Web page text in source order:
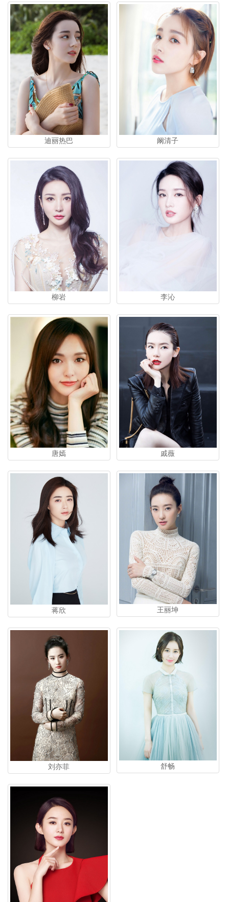
迪丽热巴 阚清子
柳岩 李沁
唐嫣 戚薇
蒋欣 王丽坤
刘亦菲 舒畅